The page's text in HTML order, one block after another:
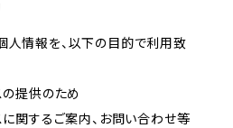
人情報を、以下の目的で利用致
の提供のため
に関するご案内、お問い合わせ等